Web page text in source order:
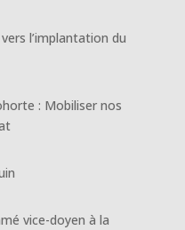
l’implantation du
: Mobiliser nos
vice-doyen à la